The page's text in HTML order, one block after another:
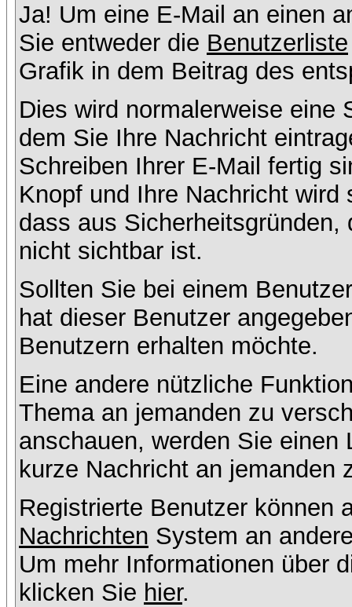
Ja! Um eine E-Mail an einen
Sie entweder die Benutzerliste
Grafik in dem Beitrag des
Dies wird normalerweise eine
dem Sie Ihre Nachricht
Schreiben Ihrer E-Mail fertig
Knopf und Ihre Nachricht
dass aus
nicht sichtbar ist.
Sollten Sie bei einem
hat dieser Benutzer
Benutzern erhalten möchte.
Eine andere nützliche
Thema an jemanden zu
anschauen, werden Sie
kurze Nachricht an jemanden
Registrierte Benutzer können
Nachrichten System an
Um mehr Informationen über
klicken Sie hier.